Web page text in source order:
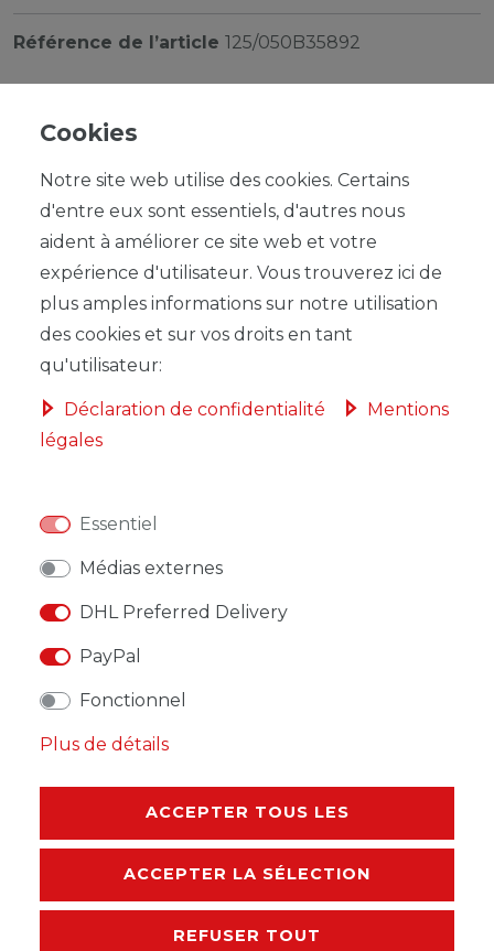
Référence de l’article 125/050B35892
UVP 50,00 €
5,84 EUR
Contenu1
Prix de base5,84 € / Stück
* avec TVA horsFrais de livraison
DESCRIPTION
AUTRES DÉTAILS
Cookies
Notre site web utilise des cookies. Certains
d'entre eux sont essentiels, d'autres nous
aident à améliorer ce site web et votre
expérience d'utilisateur. Vous trouverez ici de
plus amples informations sur notre utilisation
des cookies et sur vos droits en tant
qu'utilisateur:
Déclaration de confidentialité
Mentions
légales
Essentiel
Médias externes
DHL Preferred Delivery
PayPal
Fonctionnel
Plus de détails
ACCEPTER TOUS LES
ACCEPTER LA SÉLECTION
REFUSER TOUT